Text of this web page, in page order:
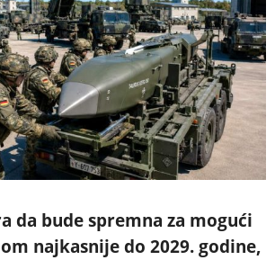
da bude spremna za mogući
najkasnije do 2029. godine,